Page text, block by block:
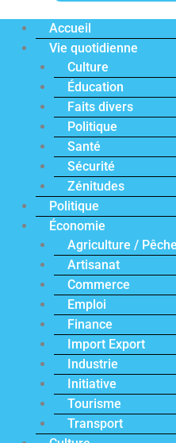
Accueil
Vie quotidienne
Culture
Éducation
Faits divers
Politique
Santé
Sécurité
Zénitudes
Politique
Économie
Agriculture / Pêche
Artisanat
Commerce
Emploi
Finance
Import Export
Industrie
Initiative
Tourisme
Transport